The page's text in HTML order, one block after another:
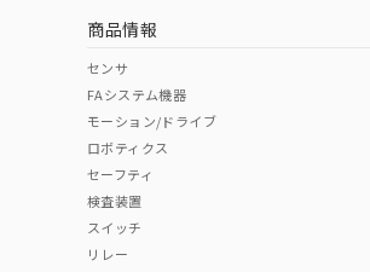
中国 RoHS表
Pb Hg
商品情報
センサ
FAシステム機器
モーション/ドライブ
ロボティクス
セーフティ
検査装置
スイッチ
リレー